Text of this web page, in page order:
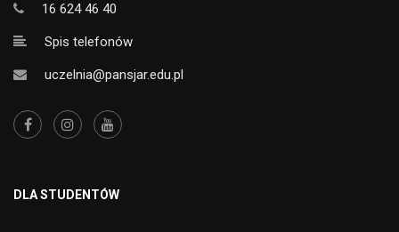
16 624 46 40
Spis telefonów
uczelnia@pansjar.edu.pl
DLA STUDENTÓW